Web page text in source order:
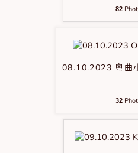
82
08.10.2023 粵曲
32